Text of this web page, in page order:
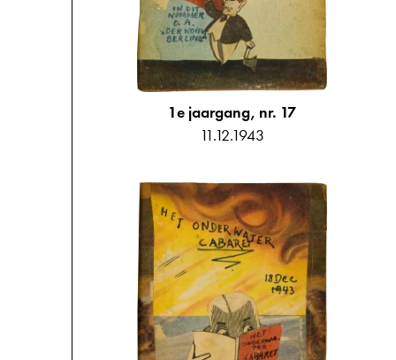
1e jaargang, nr. 17
11.12.1943